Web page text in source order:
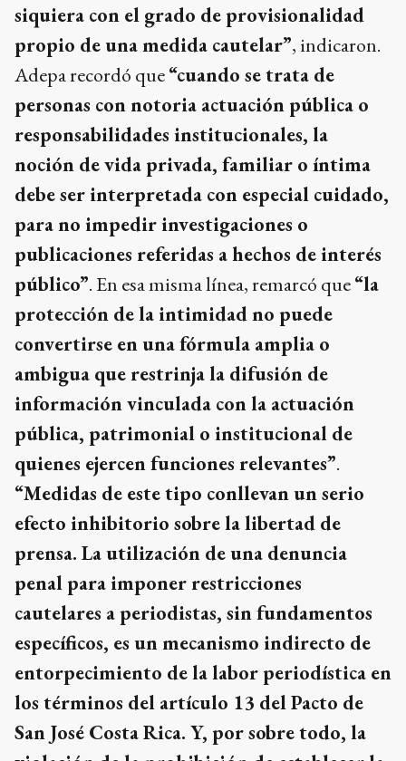
siquiera con el grado de provisionalidad
propio de una medida cautelar”, indicaron.
Adepa recordó que“cuando se trata de
personas con notoria actuación pública o
responsabilidades institucionales, la
noción de vida privada, familiar o íntima
debe ser interpretada con especial cuidado,
para no impedir investigaciones o
publicaciones referidas a hechos de interés
público”. En esa misma línea, remarcó que“la
protección de la intimidad no puede
convertirse en una fórmula amplia o
ambigua que restrinja la difusión de
información vinculada con la actuación
pública, patrimonial o institucional de
quienes ejercen funciones relevantes”.
“Medidas de este tipo conllevan un serio
efecto inhibitorio sobre la libertad de
prensa. La utilización de una denuncia
penal para imponer restricciones
cautelares a periodistas, sin fundamentos
específicos, es un mecanismo indirecto de
entorpecimiento de la labor periodística en
los términos del artículo 13 del Pacto de
San José Costa Rica. Y, por sobre todo, la